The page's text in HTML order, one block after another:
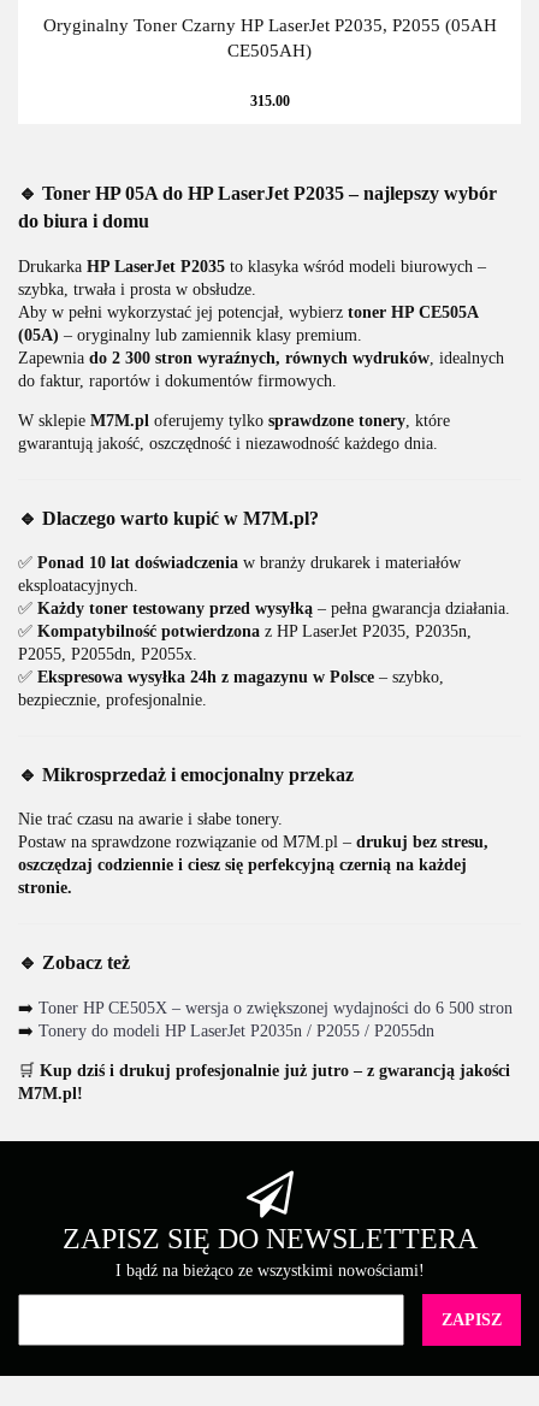
Oryginalny Toner Czarny HP LaserJet P2035, P2055 (05AH
CE505AH)
315.00
🔹 Toner HP 05A do HP LaserJet P2035 – najlepszy wybór
do biura i domu
Drukarka HP LaserJet P2035 to klasyka wśród modeli biurowych –
szybka, trwała i prosta w obsłudze.
Aby w pełni wykorzystać jej potencjał, wybierz toner HP CE505A
(05A) – oryginalny lub zamiennik klasy premium.
Zapewnia do 2 300 stron wyraźnych, równych wydruków , idealnych
do faktur, raportów i dokumentów firmowych.
W sklepie M7M.pl oferujemy tylko sprawdzone tonery , które
gwarantują jakość, oszczędność i niezawodność każdego dnia.
🔹 Dlaczego warto kupić w M7M.pl?
✅ Ponad 10 lat doświadczenia w branży drukarek i materiałów
eksploatacyjnych.
✅ Każdy toner testowany przed wysyłką – pełna gwarancja działania.
✅ Kompatybilność potwierdzona z HP LaserJet P2035, P2035n,
P2055, P2055dn, P2055x.
✅ Ekspresowa wysyłka 24h z magazynu w Polsce – szybko,
bezpiecznie, profesjonalnie.
🔹 Mikrosprzedaż i emocjonalny przekaz
Nie trać czasu na awarie i słabe tonery.
Postaw na sprawdzone rozwiązanie od M7M.pl – drukuj bez stresu,
oszczędzaj codziennie i ciesz się perfekcyjną czernią na każdej
stronie.
🔹 Zobacz też
➡️ Toner HP CE505X – wersja o zwiększonej wydajności do 6 500 stron
➡️ Tonery do modeli HP LaserJet P2035n / P2055 / P2055dn
🛒 Kup dziś i drukuj profesjonalnie już jutro – z gwarancją jakości
M7M.pl!
ZAPISZ SIĘ DO NEWSLETTERA
I bądź na bieżąco ze wszystkimi nowościami!